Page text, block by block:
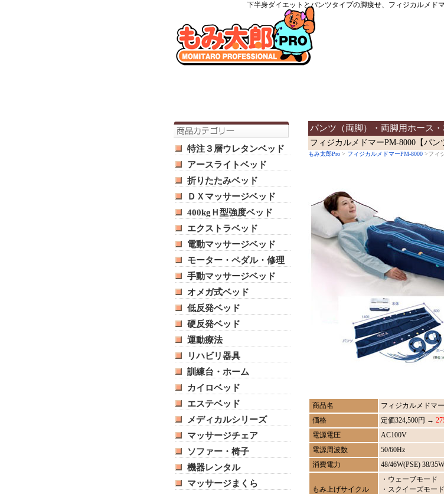
下半身ダイエットとパンツタイプの脚痩せ、フィジカルメド
特注３層ウレタンベッド
アースライトベッド
折りたたみベッド
ＤＸマッサージベッド
400kgＨ型強度ベッド
エクストラベッド
電動マッサージベッド
モーター・ペダル・修理
手動マッサージベッド
オメガ式ベッド
低反発ベッド
硬反発ベッド
運動療法
リハビリ器具
訓練台・ホーム
カイロベッド
エステベッド
メディカルシリーズ
マッサージチェア
ソファー・椅子
機器レンタル
マッサージまくら
パンツ（両脚）・両脚用ホース
フィジカルメドマーPM-8000【パン
もみ太郎Pro > フィジカルメドマーPM-8000 >フィ
商品名
フィジカルメドマ
価格
定価324,500円 →
電源電圧
AC100V
電源周波数
50/60Hz
消費電力
48/46W(PSE) 38/
もみ上げサイクル
・ウェーブモード
・スクイーズモー